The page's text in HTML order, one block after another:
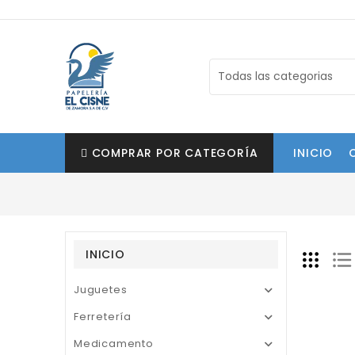
COMPRAR POR CATEGORÍA INICIO
INICIO
Juguetes 
Ferretería 
Medicamento 